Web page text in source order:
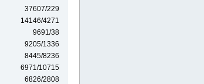
37607/229
14146/4271
9691/38
9205/1336
8445/8236
6971/10715
6826/2808